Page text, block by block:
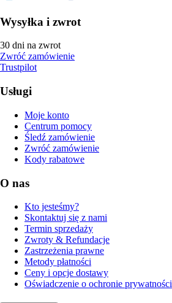
Wysyłka i zwrot
30 dni na zwrot
Zwróć zamówienie
Trustpilot
Usługi
Moje konto
Centrum pomocy
Śledź zamówienie
Zwróć zamówienie
Kody rabatowe
O nas
Kto jesteśmy?
Skontaktuj się z nami
Termin sprzedaży
Zwroty & Refundacje
Zastrzeżenia prawne
Metody płatności
Ceny i opcje dostawy
Oświadczenie o ochronie prywatności